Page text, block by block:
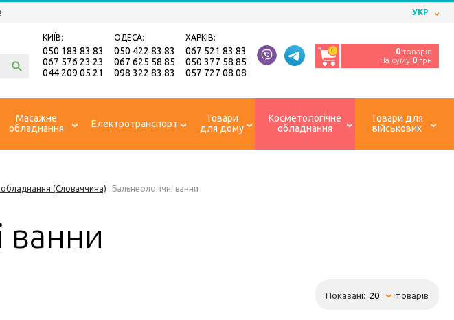
УКР
КИЇВ:
050 183 83 83
067 576 23 23
044 209 05 21
ОДЕСА:
050 422 83 83
067 625 58 85
098 322 83 83
ХАРКІВ:
067 521 83 83
050 377 58 85
057 727 08 08
0 0 товарів
На суму 0 грн
Масажне
обладнання
Електротранспорт
Товари
для дому
Косметологічне
обладнання
Товари для
військових
обладнання (Словаччина) Бальнеологічні ванни
ванни
Показані: товарів